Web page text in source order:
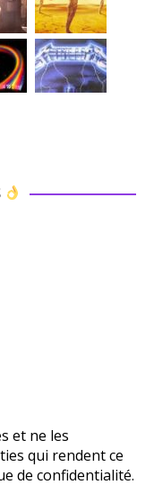
et ne les
qui rendent ce
de confidentialité.